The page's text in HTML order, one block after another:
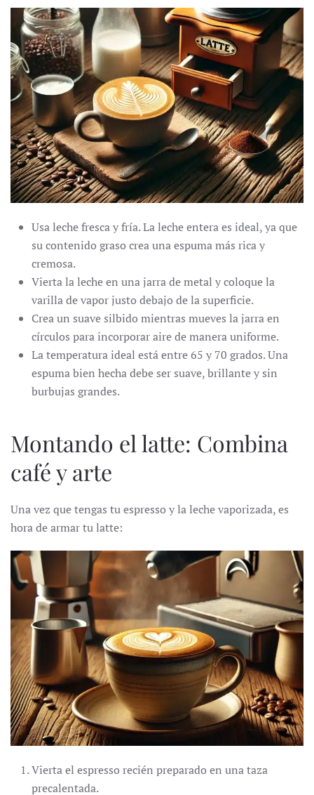
Usa leche fresca y fría. La leche entera es ideal, ya que
su contenido graso crea una espuma más rica y
cremosa.
Vierta la leche en una jarra de metal y coloque la
varilla de vapor justo debajo de la superficie.
Crea un suave silbido mientras mueves la jarra en
círculos para incorporar aire de manera uniforme.
La temperatura ideal está entre 65 y 70 grados. Una
espuma bien hecha debe ser suave, brillante y sin
burbujas grandes.
Montando el latte: Combina
café y arte
Una vez que tengas tu espresso y la leche vaporizada, es
hora de armar tu latte:
Vierta el espresso recién preparado en una taza
precalentada.